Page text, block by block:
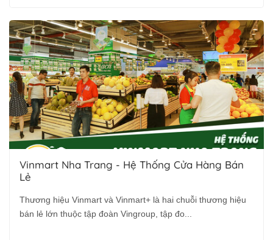
Vinmart Nha Trang - Hệ Thống Cửa Hàng Bán
Lẻ
Thương hiệu Vinmart và Vinmart+ là hai chuỗi thương hiệu
bán lẻ lớn thuộc tập đoàn Vingroup, tập đo...